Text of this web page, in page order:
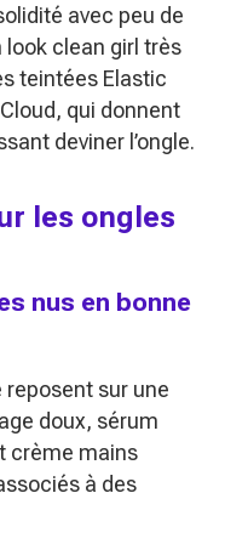
avec peu de
look clean girl très
teintées Elastic
qui donnent
deviner l’ongle.
les ongles
nus en bonne
reposent sur une
doux, sérum
crème mains
à des